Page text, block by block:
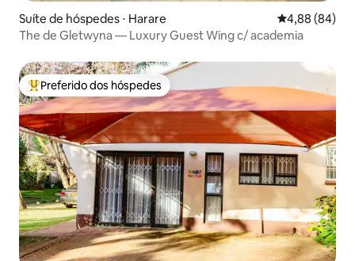
Suíte de hóspedes ⋅ Harare 4,88 de uma
4,88 (84)
The de Gletwyna — Luxury Guest Wing c/ academia
Entre os melhores preferidos dos hóspedes
Preferido dos hóspedes